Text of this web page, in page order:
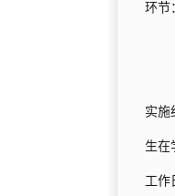
环节
实施
生在
工作